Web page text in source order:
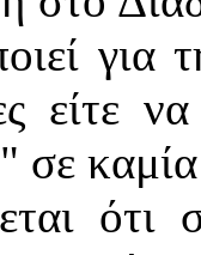
είτε
" σε
ότι